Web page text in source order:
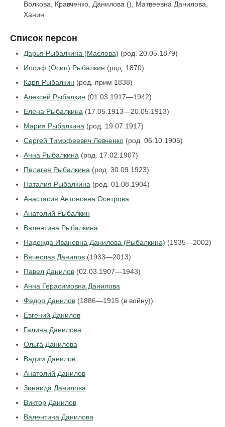
Волкова, Кравченко, Данилова (), Матвеевна Данилова,
Ханин
Список персон
Дарья Рыбалкина (Маслова) (род. 20.05.1879)
Иосиф (Осип) Рыбалкин (род. 1870)
Карп Рыбалкин (род. прим 1838)
Алексей Рыбалкин (01.03.1917—1942)
Елена Рыбалкина(17.05.1913—20.05.1913)
Мария Рыбалкина(род. 19.07.1917)
Сергей Тимофеевич Левченко(род. 06.10.1905)
Анна Рыбалкина(род. 17.02.1907)
Пелагея Рыбалкина(род. 30.09.1923)
Наталия Рыбалкина(род. 01.08.1904)
Анастасия Антоновна Осетрова
Анатолий Рыбалкин
Валентина Рыбалкина
Надежда Ивановна Данилова (Рыбалкина) (1935—2002)
Вячеслав Данилов(1933—2013)
Павел Данилов(02.03.1907—1943)
Анна Герасимовна Данилова
Федор Данилов(1886—1915 (в войну))
Евгений Данилов
Галина Данилова
Ольга Данилова
Вадим Данилов
Анатолий Данилов
Зинаида Данилова
Виктор Данилов
Валентина Данилова